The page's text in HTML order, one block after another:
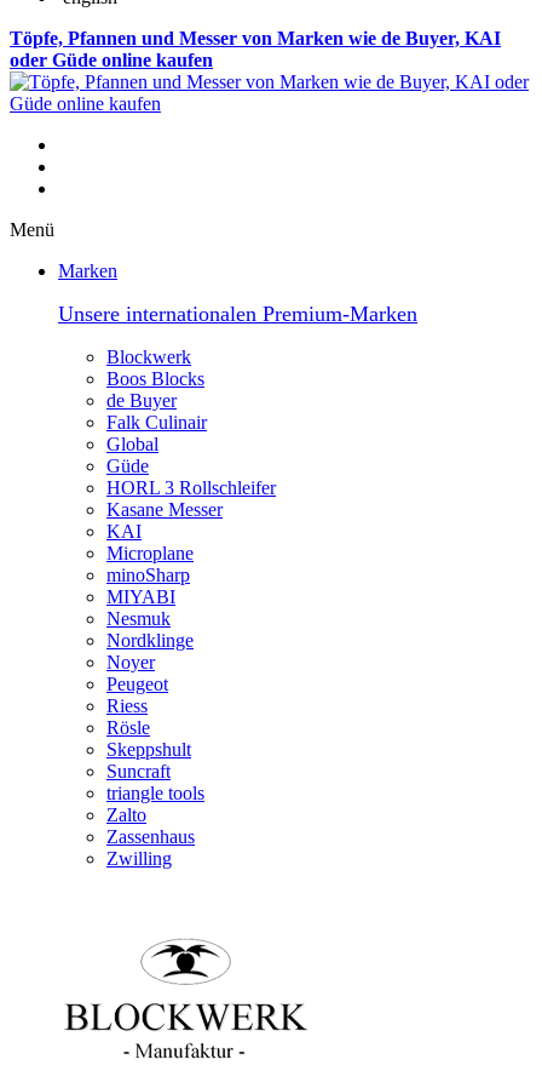
Töpfe, Pfannen und Messer von Marken wie de Buyer, KAI
oder Güde online kaufen
Menü
Marken
Unsere internationalen Premium-Marken
Blockwerk
Boos Blocks
de Buyer
Falk Culinair
Global
Güde
HORL 3 Rollschleifer
Kasane Messer
KAI
Microplane
minoSharp
MIYABI
Nesmuk
Nordklinge
Noyer
Peugeot
Riess
Rösle
Skeppshult
Suncraft
triangle tools
Zalto
Zassenhaus
Zwilling